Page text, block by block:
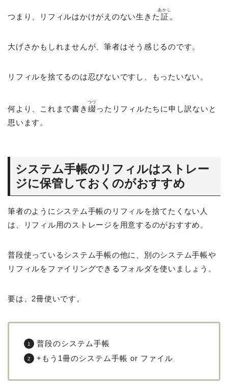
つまり、リフィルはかけがえのない生きた 証
あかし
。
大げさかもしれませんが、筆者はそう感じるのです。
リフィルを捨てるのは忍びないですし、もったいない。
何より、これまで書き 綴
つづ
ったリフィルたちに申し訳ないと
思います。
システム手帳のリフィルはストレー
ジに保管しておくのがおすすめ
筆者のようにシステム手帳のリフィルを捨てたくない人
は、リフィル用のストレージを用意するのがおすすめ。
普段使っているシステム手帳の他に、別のシステム手帳や
リフィルをファイリングできるフォルダを使いましょう。
要は、2冊使いです。
普段のシステム手帳
+もう1冊のシステム手帳 or ファイル